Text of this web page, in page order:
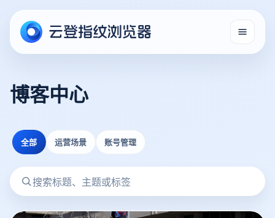
博客中心
全部 运营场景 账号管理